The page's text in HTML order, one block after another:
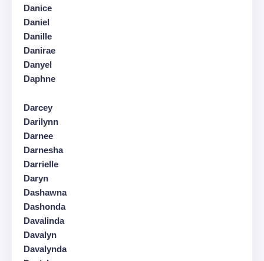
Danice
Daniel
Danille
Danirae
Danyel
Daphne
Darcey
Darilynn
Darnee
Darnesha
Darrielle
Daryn
Dashawna
Dashonda
Davalinda
Davalyn
Davalynda